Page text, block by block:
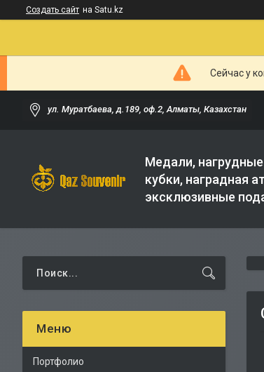
Создать сайт на Satu.kz
Сейчас у
ул. Муратбаева, д.189, оф.2, Алматы, Казахстан
Медали, нагрудные
кубки, наградная
эксклюзивные
Портфолио